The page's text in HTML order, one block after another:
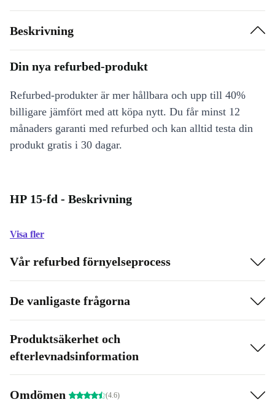
Beskrivning
Din nya refurbed-produkt
Refurbed-produkter är mer hållbara och upp till 40%
billigare jämfört med att köpa nytt. Du får minst 12
månaders garanti med refurbed och kan alltid testa din
produkt gratis i 30 dagar.
HP 15-fd - Beskrivning
Visa fler
Vår refurbed förnyelseprocess
De vanligaste frågorna
Produktsäkerhet och
efterlevnadsinformation
Omdömen (4.6)